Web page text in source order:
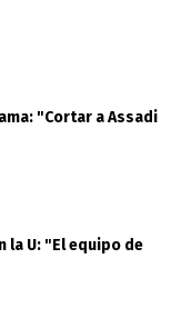
"Cortar a Assadi
la U: "El equipo de